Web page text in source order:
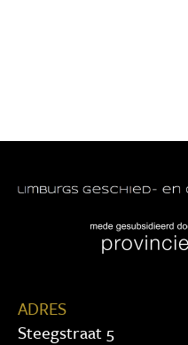
ADRES
Steegstraat 5